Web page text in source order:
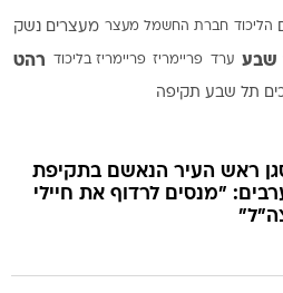
הליכוד חברת החשמל מעצר מעצרים נשק
שבע ערד פריימריז פריימריז בליכוד רהט
תל שבע תקיפה
ראש העיר הנאשם בתקיפת
"מנסים לרדוף את חיילי